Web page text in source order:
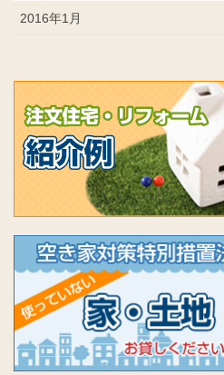
2016年1月